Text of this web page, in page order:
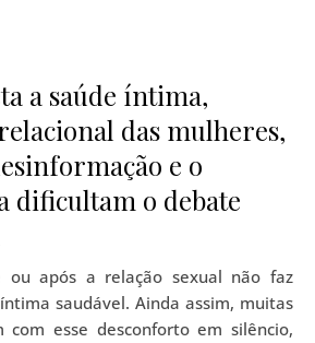
a saúde íntima,
das mulheres,
e o
dificultam o debate
saudável. Ainda assim, muitas
com esse desconforto em silêncio,